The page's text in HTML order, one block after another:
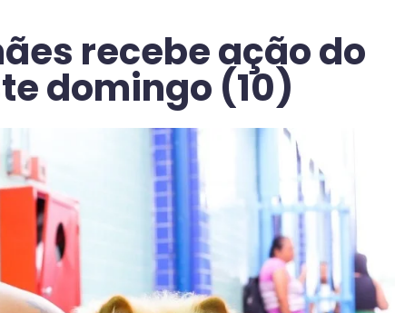
recebe ação do
domingo (10)